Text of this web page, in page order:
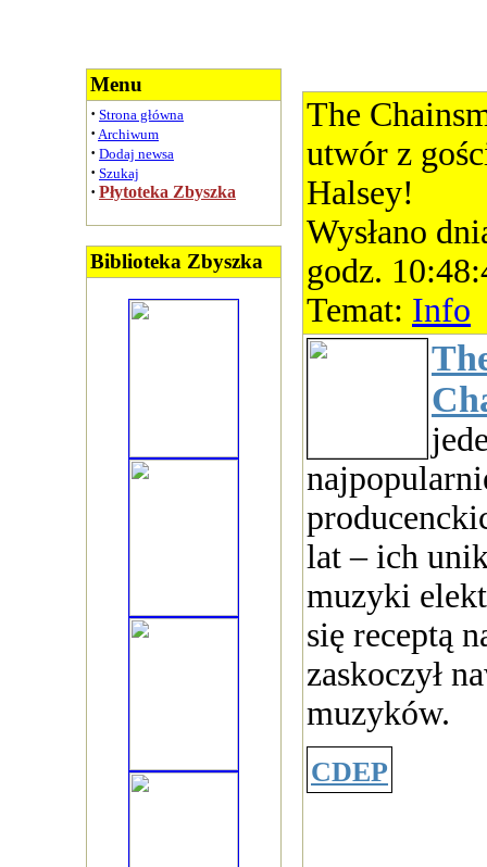
Menu
· Strona główna
· Archiwum
· Dodaj newsa
· Szukaj
· Płytoteka Zbyszka
Biblioteka Zbyszka
The
utwór z
Halsey!
Wysłano
godz.
Temat: Info
lat – ich
muzyki
się receptą
zaskoczył
muzyków.
CDEP